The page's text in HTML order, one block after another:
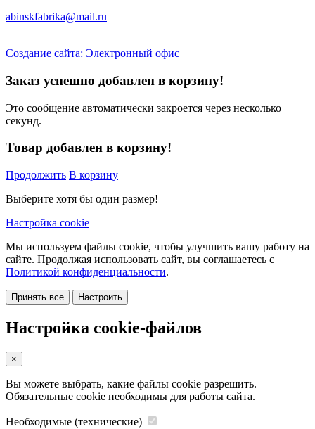
abinskfabrika@mail.ru
Создание сайта: Электронный офис
Заказ успешно добавлен в корзину!
Это сообщение автоматически закроется через несколько
секунд.
Товар добавлен в корзину!
Продолжить В корзину
Выберите хотя бы один размер!
Настройка cookie
Мы используем файлы cookie, чтобы улучшить вашу работу на
сайте. Продолжая использовать сайт, вы соглашаетесь с
Политикой конфиденциальности.
Принять все Настроить
Настройка cookie-файлов
×
Вы можете выбрать, какие файлы cookie разрешить.
Обязательные cookie необходимы для работы сайта.
Необходимые (технические)